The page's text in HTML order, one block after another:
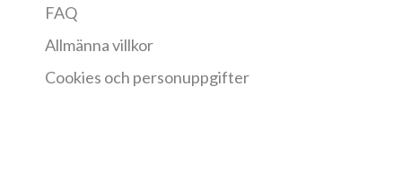
FAQ
Allmänna villkor
Cookies och personuppgifter